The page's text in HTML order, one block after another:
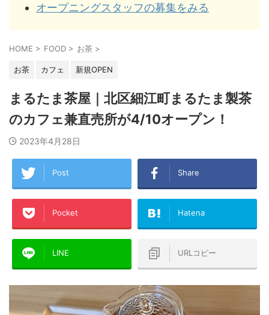
オープニングスタッフの募集をみる
HOME > FOOD > お茶 >
お茶 カフェ 新規OPEN
まるたま茶屋｜北区細江町まるたま製茶
のカフェ兼直売所が4/10オープン！
2023年4月28日
Post Share
Pocket Hatena
LINE URLコピー